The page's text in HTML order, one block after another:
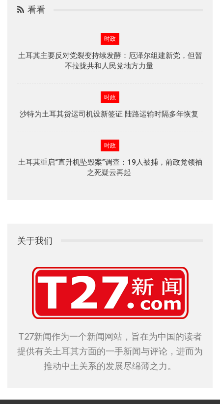
看看
时政
土耳其主要反对党裂变持续发酵：厄泽尔组建新党，但暂
不拉拢共和人民党地方力量
时政
沙特为土耳其货运司机设新签证 陆路运输时隔多年恢复
时政
土耳其重启“直升机坠毁案”调查：19人被捕，前政党领袖
之死疑云再起
关于我们
T27新闻作为一个新闻网站，旨在为中国的读者
提供有关土耳其方面的一手新闻与评论，进而为
推动中土关系的发展尽绵薄之力。